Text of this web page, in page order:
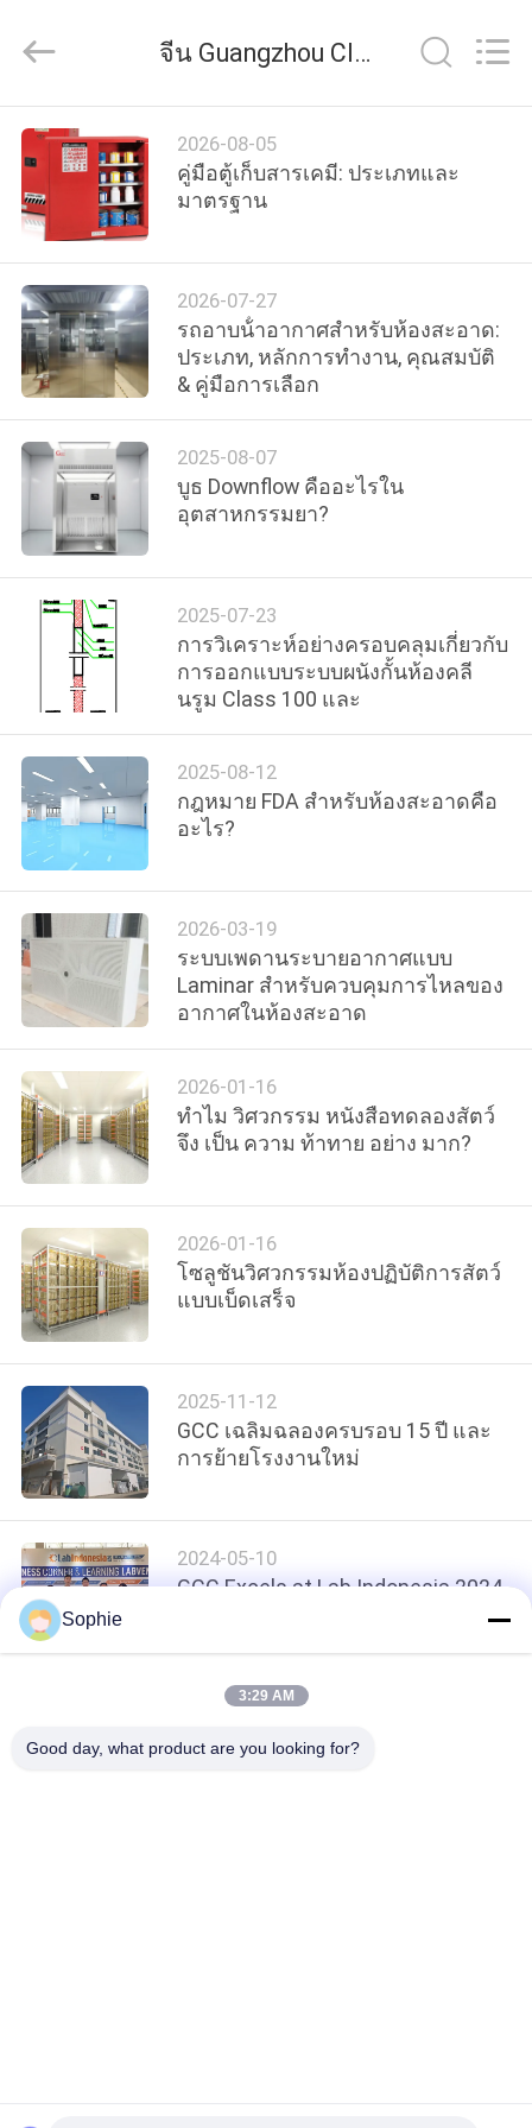
หน้า
แรก
สินค้า
วิดีโอ
เกี่ยว
เรา
โรงงาน
การ
ควบคุม
คุณภาพ
ติดต่อ
เรา
ข่าว
กรณี
ขอ
ทุน
แผนผัง
เว็บไซต์
นโยบาย
Cleanroom
Construction
All
Reserved.
จีน Guangzhou Cleanroom Construction Co., Ltd. ข่าวของ บริษัท
2026-08-05
คู่มือตู้เก็บสารเคมี: ประเภทและ
มาตรฐาน
2026-07-27
รถอาบน้ําอากาศสําหรับห้องสะอาด:
ประเภท, หลักการทํางาน, คุณสมบัติ
& คู่มือการเลือก
2025-08-07
บูธ Downflow คืออะไรใน
อุตสาหกรรมยา?
2025-07-23
การวิเคราะห์อย่างครอบคลุมเกี่ยวกับ
การออกแบบระบบผนังกั้นห้องคลี
นรูม Class 100 และ
2025-08-12
กฎหมาย FDA สําหรับห้องสะอาดคือ
อะไร?
2026-03-19
ระบบเพดานระบายอากาศแบบ
Laminar สําหรับควบคุมการไหลของ
อากาศในห้องสะอาด
2026-01-16
ทําไม วิศวกรรม หนังสือทดลองสัตว์
จึง เป็น ความ ท้าทาย อย่าง มาก?
2026-01-16
โซลูชันวิศวกรรมห้องปฏิบัติการสัตว์
แบบเบ็ดเสร็จ
2025-11-12
GCC เฉลิมฉลองครบรอบ 15 ปี และ
การย้ายโรงงานใหม่
2024-05-10
GCC Excels at Lab Indonesia 2024
Sophie
3:29 AM
Good day, what product are you looking for?